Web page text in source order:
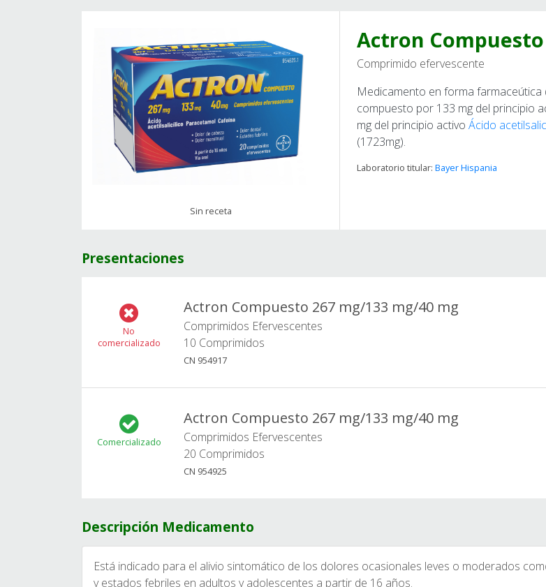
Sin receta
Actron Compuesto
Comprimido efervescente
Medicamento en forma
compuesto por 133 mg del principio
mg del principio activo Ácido
(1723mg).
Laboratorio titular: Bayer Hispania
Presentaciones
No
comercializado
Actron Compuesto 267 mg/133 mg/40 mg
Comprimidos Efervescentes
10 Comprimidos
CN 954917
Comercializado
Actron Compuesto 267 mg/133 mg/40 mg
Comprimidos Efervescentes
20 Comprimidos
CN 954925
Descripción Medicamento
Está indicado para el alivio sintomático de los dolores ocasionales leves o moderados
y estados febriles en adultos y adolescentes a partir de 16 años.